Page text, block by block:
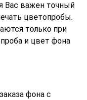
Вас важен точный
цветопробы.
только при
и цвет фона
фона с